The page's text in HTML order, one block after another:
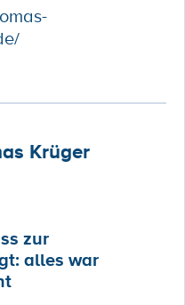
Krüger
zur
alles war